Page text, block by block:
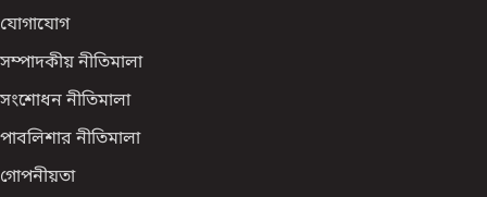
যোগাযোগ
সম্পাদকীয় নীতিমালা
সংশোধন নীতিমালা
পাবলিশার নীতিমালা
গোপনীয়তা